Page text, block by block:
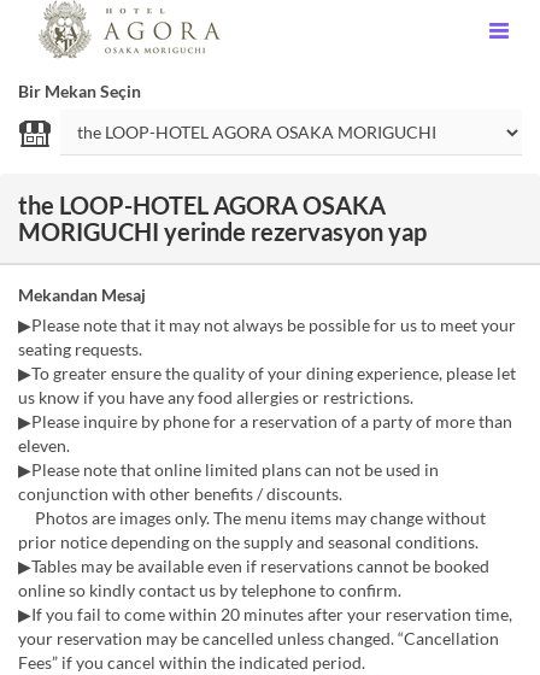
Bir Mekan Seçin
the LOOP-HOTEL AGORA OSAKA
MORIGUCHI yerinde rezervasyon yap
Mekandan Mesaj
▶Please note that it may not always be possible for us to meet your
seating requests.
▶To greater ensure the quality of your dining experience, please let
us know if you have any food allergies or restrictions.
▶Please inquire by phone for a reservation of a party of more than
eleven.
▶Please note that online limited plans can not be used in
conjunction with other benefits / discounts.
Photos are images only. The menu items may change without
prior notice depending on the supply and seasonal conditions.
▶Tables may be available even if reservations cannot be booked
online so kindly contact us by telephone to confirm.
▶If you fail to come within 20 minutes after your reservation time,
your reservation may be cancelled unless changed. “Cancellation
Fees” if you cancel within the indicated period.